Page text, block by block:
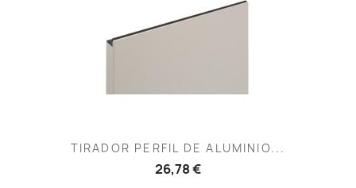
TIRADOR PERFIL DE ALUMINIO...
26,78 €